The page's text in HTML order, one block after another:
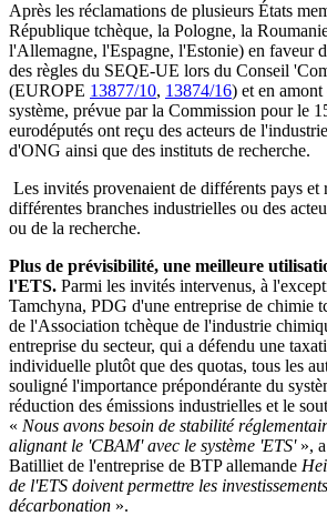
Après les réclamations de plusieurs États
République tchèque, la Pologne, la
l'Allemagne, l'Espagne, l'Estonie) en faveur
des règles du SEQE-UE lors du Conseil
(EUROPE 13877/10, 13874/16) et en
système, prévue par la Commission pour le
eurodéputés ont reçu des acteurs de
d'ONG ainsi que des instituts de recherche.
Les invités provenaient de différents pays et
différentes branches industrielles ou des
ou de la recherche.
Plus de prévisibilité, une meilleure
l'ETS. Parmi les invités intervenus, à
Tamchyna, PDG d'une entreprise de chimie
de l'Association tchèque de l'industrie
entreprise du secteur, qui a défendu une
individuelle plutôt que des quotas, tous les
souligné l'importance prépondérante du
réduction des émissions industrielles et le
« Nous avons besoin de stabilité
alignant le 'CBAM' avec le système 'ETS' »,
Batilliet de l'entreprise de BTP allemande
de l'ETS doivent permettre les
décarbonation ».